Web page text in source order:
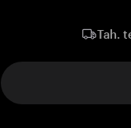
Tah.